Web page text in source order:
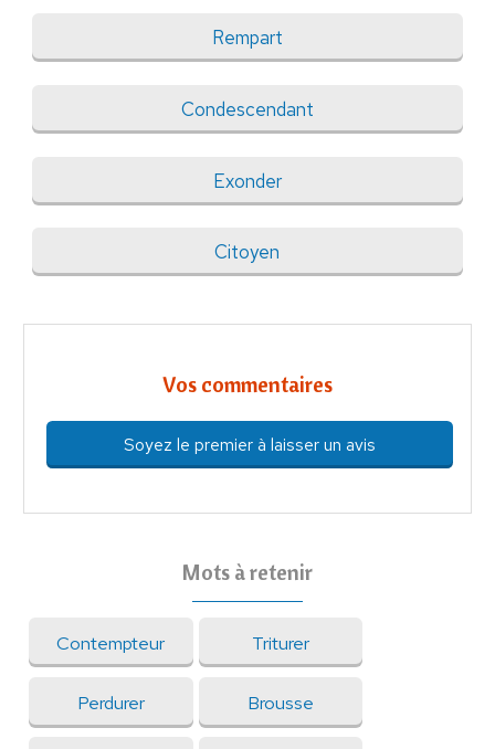
Rempart
Condescendant
Exonder
Citoyen
Vos commentaires
Soyez le premier à laisser un avis
Mots à retenir
Contempteur Triturer
Perdurer Brousse